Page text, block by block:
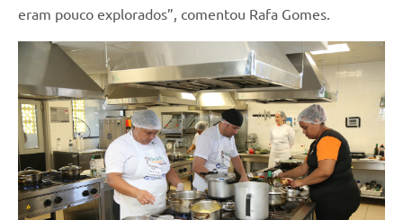
eram pouco explorados”, comentou Rafa Gomes.